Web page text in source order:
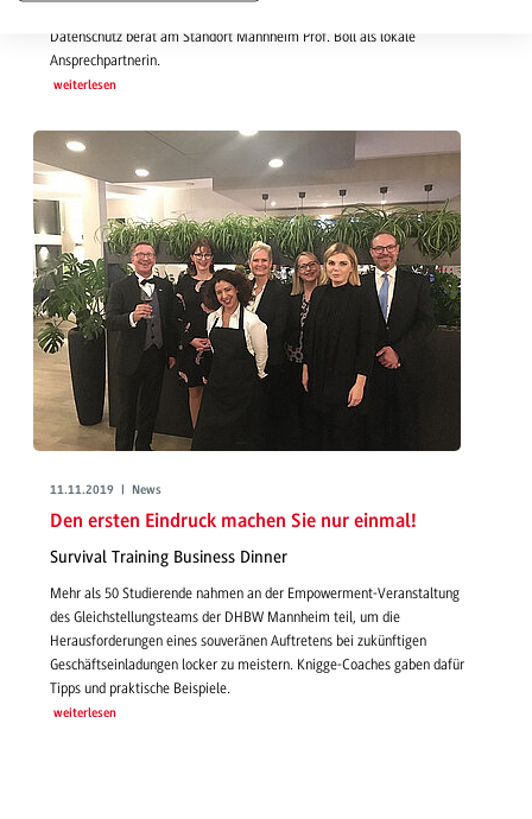
Datenschutz berät am Standort Mannheim Prof. Boll als lokale
Ansprechpartnerin.
weiterlesen
11.11.2019 | News
Den ersten Eindruck machen Sie nur einmal!
Survival Training Business Dinner
Mehr als 50 Studierende nahmen an der Empowerment-Veranstaltung
des Gleichstellungsteams der DHBW Mannheim teil, um die
Herausforderungen eines souveränen Auftretens bei zukünftigen
Geschäftseinladungen locker zu meistern. Knigge-Coaches gaben dafür
Tipps und praktische Beispiele.
weiterlesen